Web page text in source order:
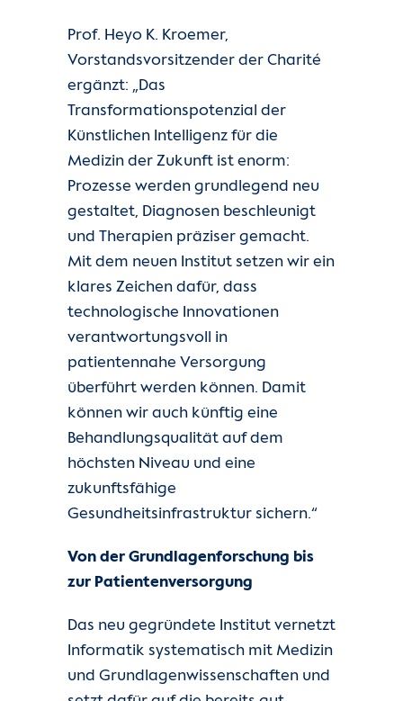
Prof. Heyo K. Kroemer,
Vorstandsvorsitzender der Charité
ergänzt: „Das
Transformationspotenzial der
Künstlichen Intelligenz für die
Medizin der Zukunft ist enorm:
Prozesse werden grundlegend neu
gestaltet, Diagnosen beschleunigt
und Therapien präziser gemacht.
Mit dem neuen Institut setzen wir ein
klares Zeichen dafür, dass
technologische Innovationen
verantwortungsvoll in
patientennahe Versorgung
überführt werden können. Damit
können wir auch künftig eine
Behandlungsqualität auf dem
höchsten Niveau und eine
zukunftsfähige
Gesundheitsinfrastruktur sichern.“
Von der Grundlagenforschung bis
zur Patientenversorgung
Das neu gegründete Institut vernetzt
Informatik systematisch mit Medizin
und Grundlagenwissenschaften und